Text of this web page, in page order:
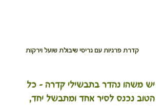
קדרת פרגיות עם גריסי שיבולת שועל וירקות
יש משהו נהדר בתבשילי קדרה – כל
הטוב נכנס לסיר אחד ומתבשל יחד,